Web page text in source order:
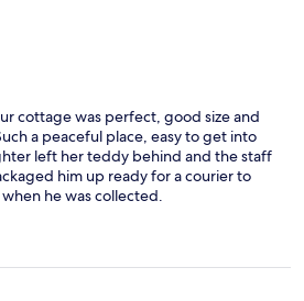
cottage was perfect, good size and
a peaceful place, easy to get into
left her teddy behind and the staff
him up ready for a courier to
he was collected.